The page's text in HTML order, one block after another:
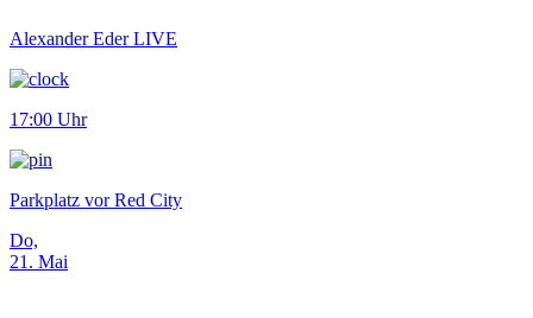
Alexander Eder LIVE
17:00 Uhr
Parkplatz vor Red City
Do,
21. Mai